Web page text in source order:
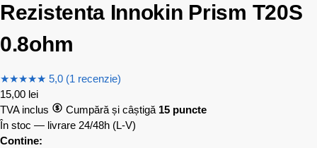
Rezistenta Innokin Prism T20S
0.8ohm
★★★★★ 5,0 (1 recenzie)
15,00 lei
TVA inclus
Cumpără și câștigă 15 puncte
În stoc — livrare 24/48h (L-V)
Contine: